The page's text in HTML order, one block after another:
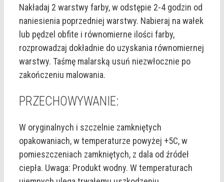
Nakładaj 2 warstwy farby, w odstępie 2-4 godzin od
naniesienia poprzedniej warstwy. Nabieraj na wałek
lub pędzel obfite i równomierne ilości farby,
rozprowadzaj dokładnie do uzyskania równomiernej
warstwy. Taśmę malarską usuń niezwłocznie po
zakończeniu malowania.
PRZECHOWYWANIE:
W oryginalnych i szczelnie zamkniętych
opakowaniach, w temperaturze powyżej +5C, w
pomieszczeniach zamkniętych, z dala od źródeł
ciepła. Uwaga: Produkt wodny. W temperaturach